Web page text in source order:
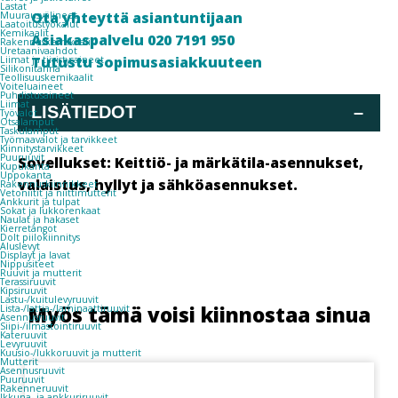
Lastat
Muurausvälineet
Laatoitustyökalut
Kemikaalit
Rakennuskemikaalit
Uretaanivaahdot
Liimat ja tiivistysaineet
Silikonitahna
Teollisuuskemikaalit
Voiteluaineet
Puhdistusaineet
Liimat
Työvalot
Otsalamput
Taskulamput
Työmaavalot ja tarvikkeet
Kiinnitys­tarvikkeet
Puuruuvit
Kupukanta
Uppokanta
Rakennuskiinnikkeet
Vetoniitit ja niittimutterit
Ankkurit ja tulpat
Sokat ja lukkorenkaat
Naulat ja hakaset
Kierretangot
Dolt piilokiinnitys
Aluslevyt
Displayt ja lavat
Nippusiteet
Ruuvit ja mutterit
Terassiruuvit
Kipsiruuvit
Lastu-/kuitulevyruuvit
Lista-/lattia-/laminaattiruuvit
Asennusruuvit
Siipi-/ilmastointiruuvit
Kateruuvit
Levyruuvit
Kuusio-/lukkoruuvit ja mutterit
Mutterit
Asennusruuvit
Puuruuvit
Rakenneruuvit
Ota yhteyttä asiantuntijaan
Asiakaspalvelu 020 7191 950
Tutustu sopimusasiakkuuteen
LISÄTIEDOT –
Sovellukset: Keittiö- ja märkätila-asennukset,
valaistus, hyllyt ja sähköasennukset.
Myös tämä voisi kiinnostaa sinua